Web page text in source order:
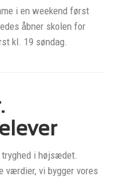
i en weekend først
åbner skolen for
kl. 19 søndag.
i højsædet.
værdier, vi bygger vores